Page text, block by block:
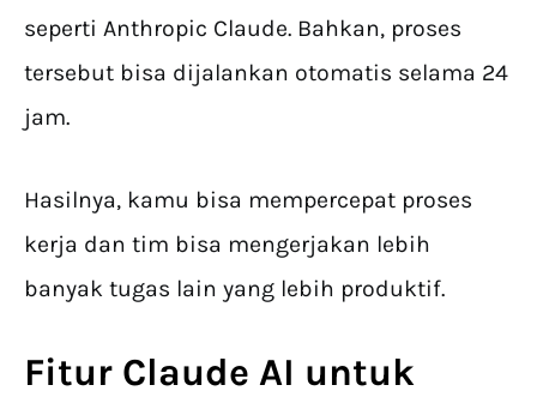
seperti Anthropic Claude. Bahkan, proses
tersebut bisa dijalankan otomatis selama 24
jam.
Hasilnya, kamu bisa mempercepat proses
kerja dan tim bisa mengerjakan lebih
banyak tugas lain yang lebih produktif.
Fitur Claude AI untuk